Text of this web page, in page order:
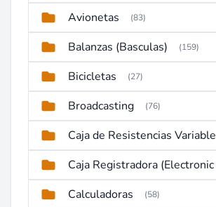
Avionetas (83)
Balanzas (Basculas) (159)
Bicicletas (27)
Broadcasting (76)
Caja de Resistencias Variable
Calculadoras (58)